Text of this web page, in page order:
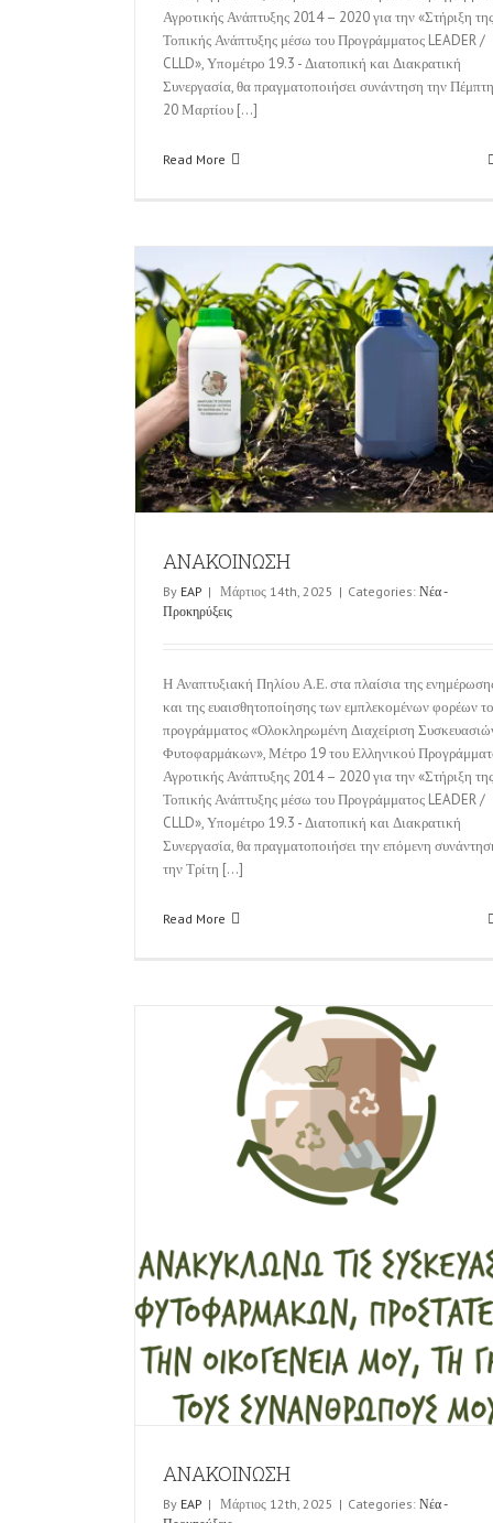
Αγροτικής Ανάπτυξης 2014 – 2020 για την «Στήριξη της
Τοπικής Ανάπτυξης μέσω του Προγράμματος LEADER /
CLLD», Υπομέτρο 19.3 - Διατοπική και Διακρατική
Συνεργασία, θα πραγματοποιήσει συνάντηση την Πέμπτη
20 Μαρτίου [...]
Read More
ΑΝΑΚΟΙΝΩΣΗ
By EAP | Μάρτιος 14th, 2025 | Categories: Νέα -
Προκηρύξεις
Η Αναπτυξιακή Πηλίου Α.Ε. στα πλαίσια της
και της ευαισθητοποίησης των εμπλεκομένων φορέων
προγράμματος «Ολοκληρωμένη Διαχείριση
Φυτοφαρμάκων», Μέτρο 19 του Ελληνικού
Αγροτικής Ανάπτυξης 2014 – 2020 για την «Στήριξη της
Τοπικής Ανάπτυξης μέσω του Προγράμματος LEADER /
CLLD», Υπομέτρο 19.3 - Διατοπική και Διακρατική
Συνεργασία, θα πραγματοποιήσει την επόμενη
την Τρίτη [...]
Read More
ΑΝΑΚΟΙΝΩΣΗ
By EAP | Μάρτιος 12th, 2025 | Categories: Νέα -